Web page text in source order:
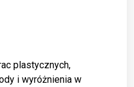
plastycznych,
i wyróżnienia w